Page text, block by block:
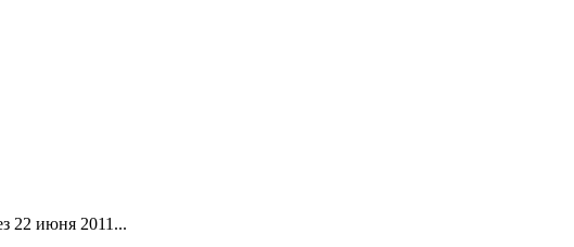
22 июня 2011...